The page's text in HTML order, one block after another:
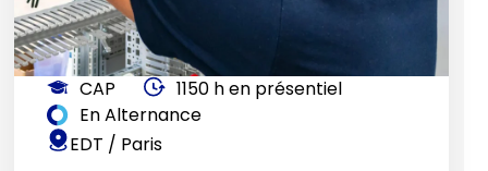
CAP
1150 h en présentiel
En Alternance
EDT / Paris